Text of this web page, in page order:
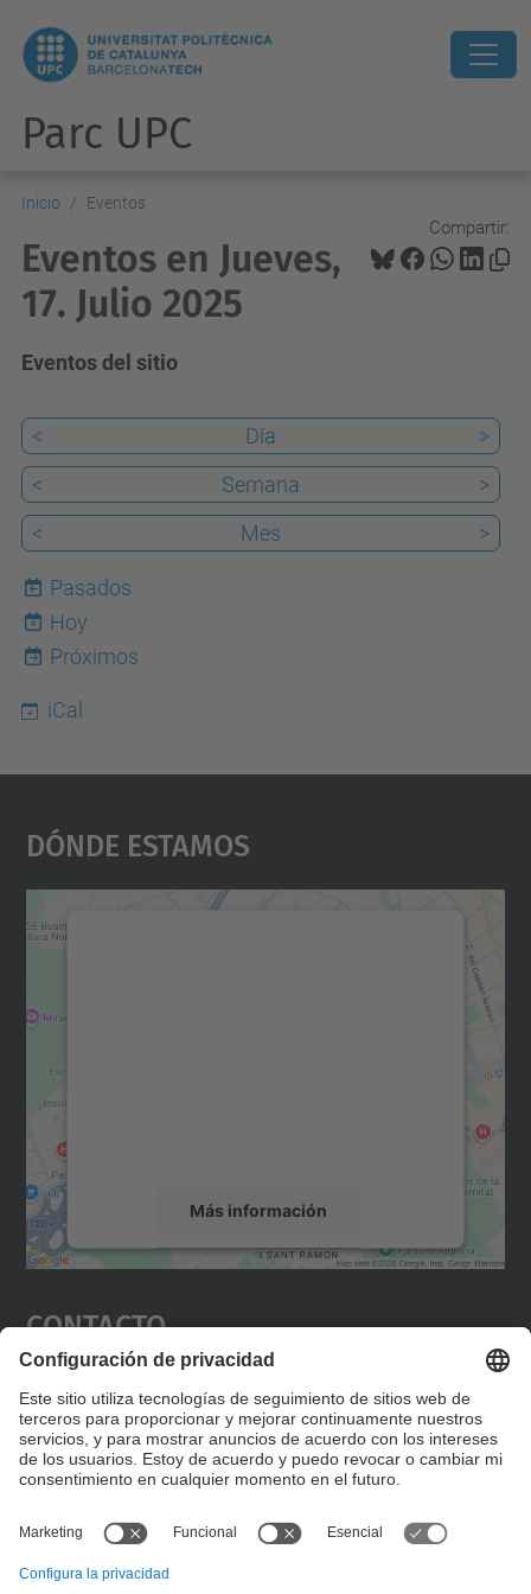
Parc UPC
Inicio Eventos
Compartir:
Eventos en Jueves,
17. Julio 2025
Eventos del sitio
< Día
>
<
Semana
>
<
Mes >
Pasados
6
Hoy
Próximos
iCal
Dónde Estamos
Más información
Aceptar
powered by
Contacto
Editad en la página "Contacto personalizado", que
encontraréis en la raíz de español, vuestros datos
personalizados de contacto.
Formulario de contacto